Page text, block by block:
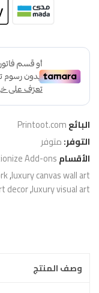
البائعPrintoot.com
التوفر:متوفر
الأقسامAdd-ons
luxury canvas wall art
,
luxury visual art
,
decor
وصف المنتج